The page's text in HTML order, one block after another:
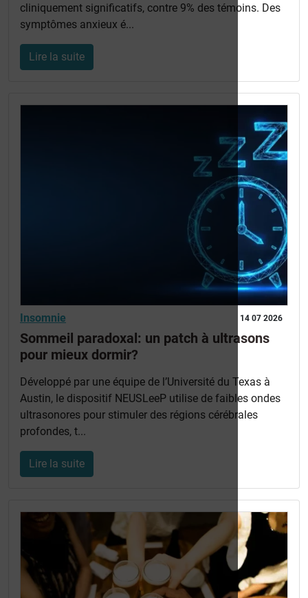
cliniquement significatifs, contre 9% des témoins. Des
symptômes anxieux é...
Lire la suite
14 07 2026
Insomnie
Sommeil paradoxal: un patch à ultrasons
pour mieux dormir?
Développé par une équipe de l’Université du Texas à
Austin, le dispositif NEUSLeeP utilise de faibles ondes
ultrasonores pour stimuler des régions cérébrales
profondes, t...
Lire la suite